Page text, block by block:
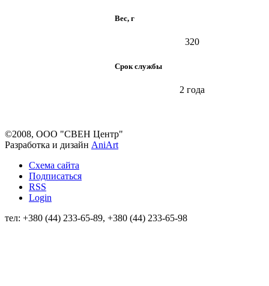
Вес, г
320
Срок службы
2 года
©2008, ООО "СВЕН Центр"
Разработка и дизайн AniArt
Схема сайта
Подписаться
RSS
Login
тел: +380 (44) 233-65-89, +380 (44) 233-65-98